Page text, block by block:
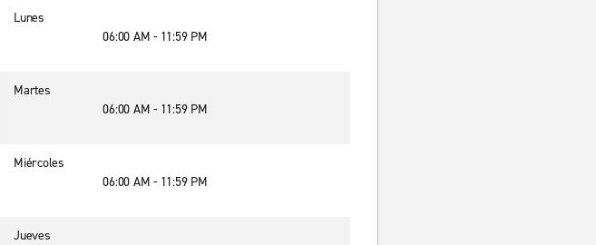
Lunes
06:00 AM - 11:59 PM
Martes
06:00 AM - 11:59 PM
Miércoles
06:00 AM - 11:59 PM
Jueves